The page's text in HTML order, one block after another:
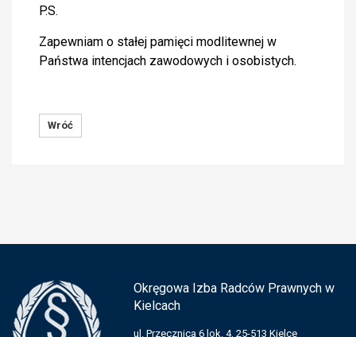
P.S.
Zapewniam o stałej pamięci modlitewnej w
Państwa intencjach zawodowych i osobistych.
Wróć
Okręgowa Izba Radców Prawnych w
Kielcach
ul. Przecznica 6 lok. 4, 25-513 Kielce